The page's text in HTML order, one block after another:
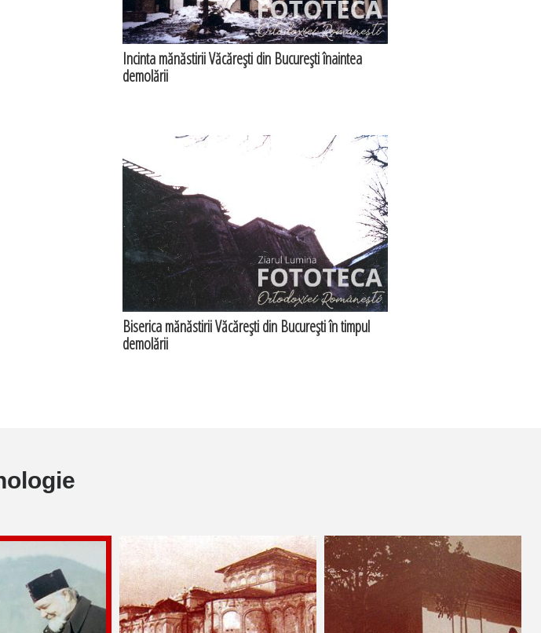
Incinta mănăstirii Văcăreşti din Bucureşti înaintea
demolării
Biserica mănăstirii Văcăreşti din Bucureşti în timpul
demolării